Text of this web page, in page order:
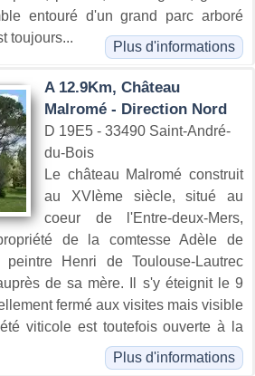
entouré d'un grand parc arboré
toujours...
Plus d'informations
A 12.9Km, Château
Malromé - Direction Nord
D 19E5 - 33490 Saint-André-
du-Bois
Le château Malromé construit
au XVIème siècle, situé au
coeur de l'Entre-deux-Mers,
de la comtesse Adèle de
peintre Henri de Toulouse-Lautrec
de sa mère. Il s'y éteignit le 9
fermé aux visites mais visible
viticole est toutefois ouverte à la
Plus d'informations